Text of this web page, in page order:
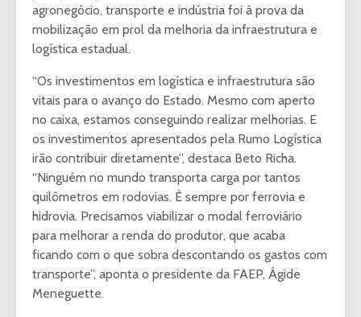
agronegócio, transporte e indústria foi à prova da
mobilização em prol da melhoria da infraestrutura e
logística estadual.
“Os investimentos em logística e infraestrutura são
vitais para o avanço do Estado. Mesmo com aperto
no caixa, estamos conseguindo realizar melhorias. E
os investimentos apresentados pela Rumo Logística
irão contribuir diretamente”, destaca Beto Richa.
“Ninguém no mundo transporta carga por tantos
quilômetros em rodovias. É sempre por ferrovia e
hidrovia. Precisamos viabilizar o modal ferroviário
para melhorar a renda do produtor, que acaba
ficando com o que sobra descontando os gastos com
transporte”, aponta o presidente da FAEP, Ágide
Meneguette.